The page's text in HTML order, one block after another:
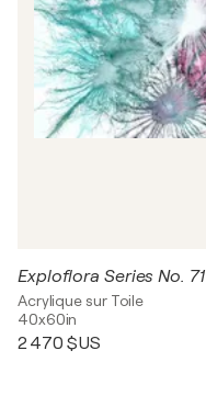
Exploflora Series No. 71
Acrylique sur Toile
40x60in
2 470 $US